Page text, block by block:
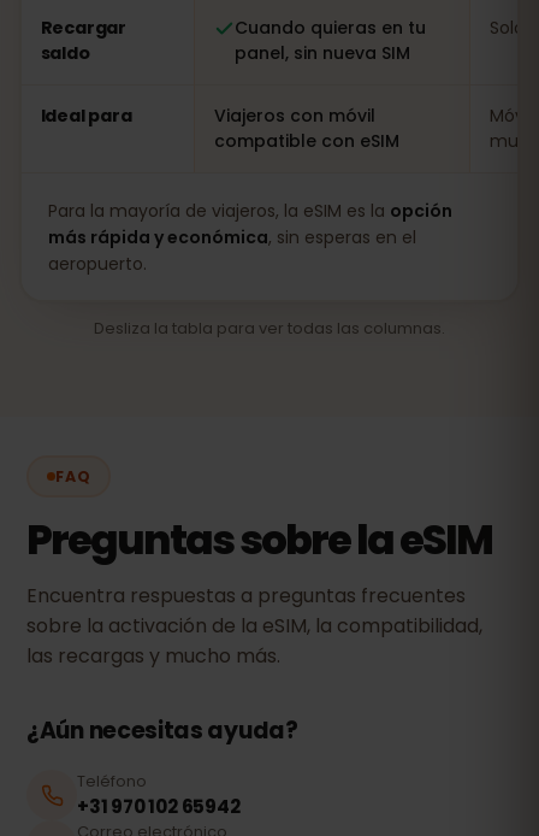
Recargar
saldo
Cuando quieras en tu
panel, sin nueva SIM
Solo
Ideal para
Viajeros con móvil
compatible con eSIM
muy
Para la mayoría de viajeros, la eSIM es la opción
más rápida y económica, sin esperas en el
aeropuerto.
Desliza la tabla para ver todas las columnas.
FAQ
Preguntas sobre la eSIM
Encuentra respuestas a preguntas frecuentes
sobre la activación de la eSIM, la compatibilidad,
las recargas y mucho más.
¿Aún necesitas ayuda?
Teléfono
+31 970 102 65942